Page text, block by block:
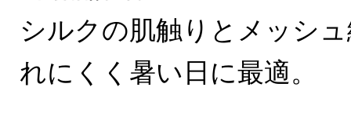
シルクの肌触りとメッシ
れにくく暑い日に最適。